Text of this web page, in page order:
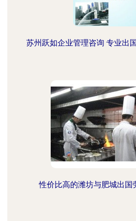
苏州跃如企业管理咨询 专业出
性价比高的潍坊与肥城出国